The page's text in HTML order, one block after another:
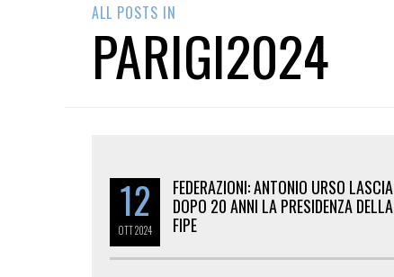
ALL POSTS IN
PARIGI2024
12
OTT2024
FEDERAZIONI: ANTONIO URSO LASCIA
DOPO 20 ANNI LA PRESIDENZA DELLA
FIPE